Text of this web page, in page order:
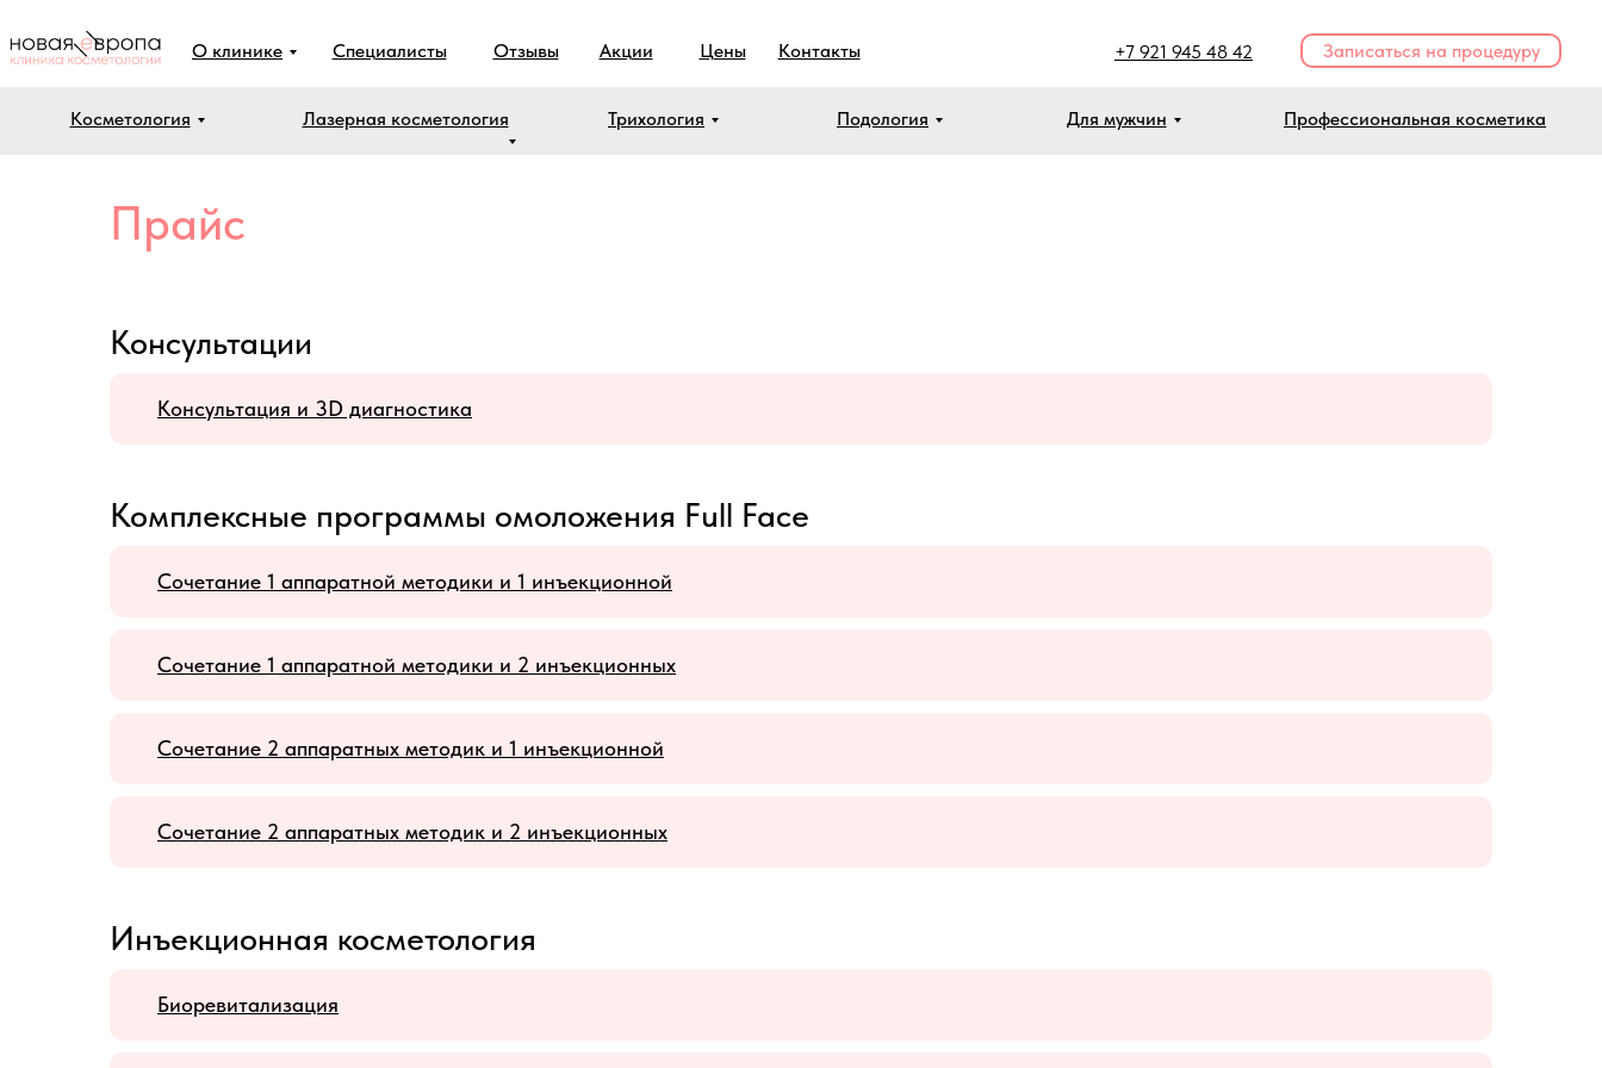
Специалисты Цены
О клинике Акции Записаться на процедуру
Отзывы Контакты +7 921 945 48 42
Косметология Для мужчин
Подология Профессиональная косметика
Лазерная косметология Трихология
Прайс
Консультации
Консультация и 3D диагностика
Комплексные программы омоложения Full Face
Сочетание 1 аппаратной методики и 1 инъекционной
Сочетание 1 аппаратной методики и 2 инъекционных
Сочетание 2 аппаратных методик и 1 инъекционной
Сочетание 2 аппаратных методик и 2 инъекционных
Инъекционная косметология
Биоревитализация